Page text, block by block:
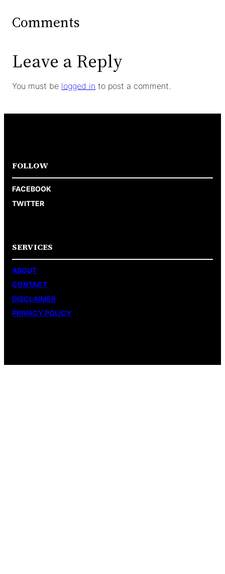
Comments
Leave a Reply
You must be logged in to post a comment.
FOLLOW
FACEBOOK
TWITTER
SERVICES
ABOUT
CONTACT
DISCLAIMER
PRIVACY POLICY